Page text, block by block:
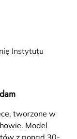
Instytutu
tworzone w
Model